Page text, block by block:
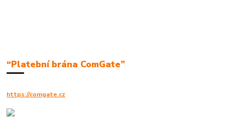
“Platební brána ComGate”
https://comgate.cz